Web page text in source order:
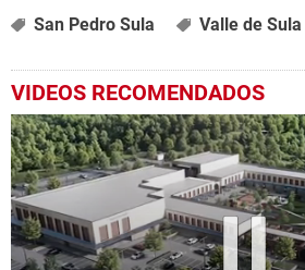
San Pedro Sula
Valle de Sula
VIDEOS RECOMENDADOS